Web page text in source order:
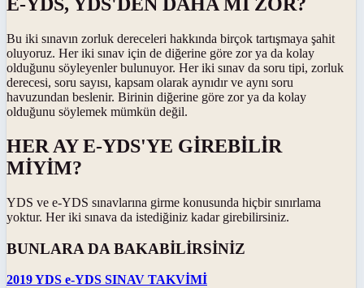
Bu iki sınavın zorluk dereceleri hakkında birçok tartışmaya şahit
oluyoruz. Her iki sınav için de diğerine göre zor ya da kolay
olduğunu söyleyenler bulunuyor. Her iki sınav da soru tipi, zorluk
derecesi, soru sayısı, kapsam olarak aynıdır ve aynı soru
havuzundan beslenir. Birinin diğerine göre zor ya da kolay
olduğunu söylemek mümkün değil.
HER AY E-YDS'YE GİREBİLİR
MİYİM?
YDS ve e-YDS sınavlarına girme konusunda hiçbir sınırlama
yoktur. Her iki sınava da istediğiniz kadar girebilirsiniz.
BUNLARA DA BAKABİLİRSİNİZ
2019 YDS e-YDS SINAV TAKVİMİ